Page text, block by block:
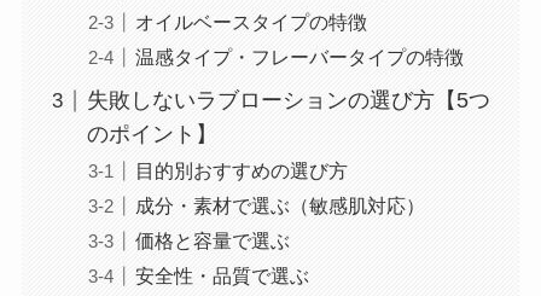
オイルベースタイプの特徴
温感タイプ・フレーバータイプの特徴
失敗しないラブローションの選び方【5つ
のポイント】
目的別おすすめの選び方
成分・素材で選ぶ（敏感肌対応）
価格と容量で選ぶ
安全性・品質で選ぶ